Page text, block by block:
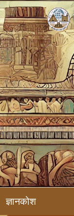
ज्ञानकोश